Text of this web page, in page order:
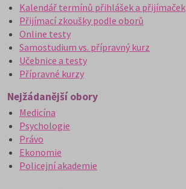
Kalendář termínů přihlášek a přijímaček
Přijímací zkoušky podle oborů
Online testy
Samostudium vs. přípravný kurz
Učebnice a testy
Přípravné kurzy
Nejžádanější obory
Medicína
Psychologie
Právo
Ekonomie
Policejní akademie